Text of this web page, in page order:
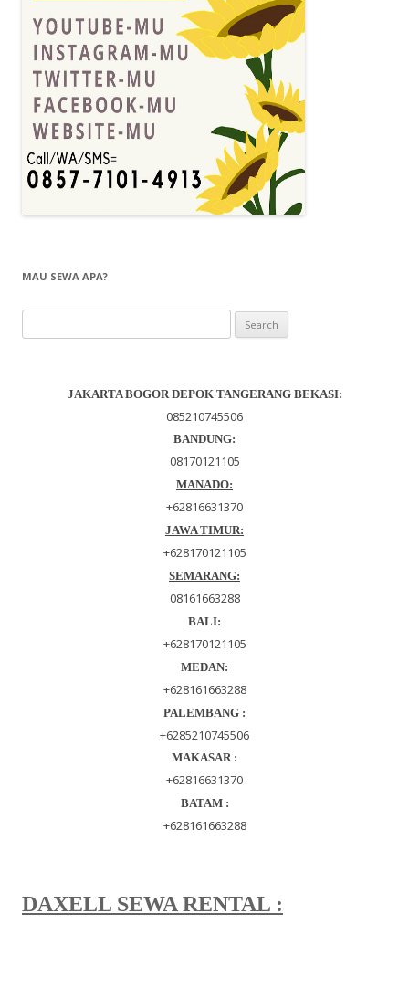
MAU SEWA APA?
for:
JAKARTA BOGOR DEPOK TANGERANG BEKASI:
085210745506
BANDUNG:
08170121105
MANADO:
+62816631370
JAWA TIMUR:
+628170121105
SEMARANG:
08161663288
BALI:
+628170121105
MEDAN:
+628161663288
PALEMBANG :
+6285210745506
MAKASAR :
+62816631370
BATAM :
+628161663288
DAXELL SEWA RENTAL :